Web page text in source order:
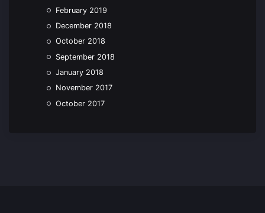
February 2019
December 2018
October 2018
September 2018
January 2018
November 2017
October 2017